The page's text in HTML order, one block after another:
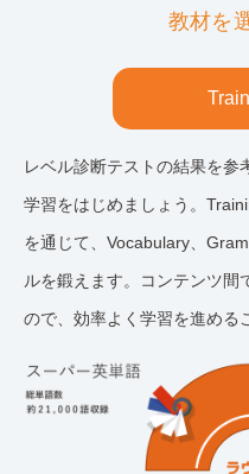
教材を
レベル診断テストの結果を参
学習をはじめましょう。
を通じて、Vocabulary、
ルを鍛えます。コンテンツ間
ので、効率よく学習を進める